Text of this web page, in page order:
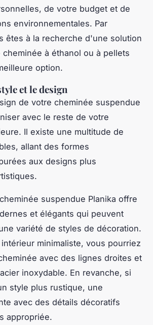
de votre budget et de
environnementales. Par
êtes à la recherche d'une solution
à éthanol ou à pellets
option.
et le design
de votre cheminée suspendue
avec le reste de votre
Il existe une multitude de
allant des formes
aux designs plus
cheminée suspendue Planika offre
et élégants qui peuvent
variété de styles de décoration.
minimaliste, vous pourriez
avec des lignes droites et
inoxydable. En revanche, si
style plus rustique, une
avec des détails décoratifs
appropriée.